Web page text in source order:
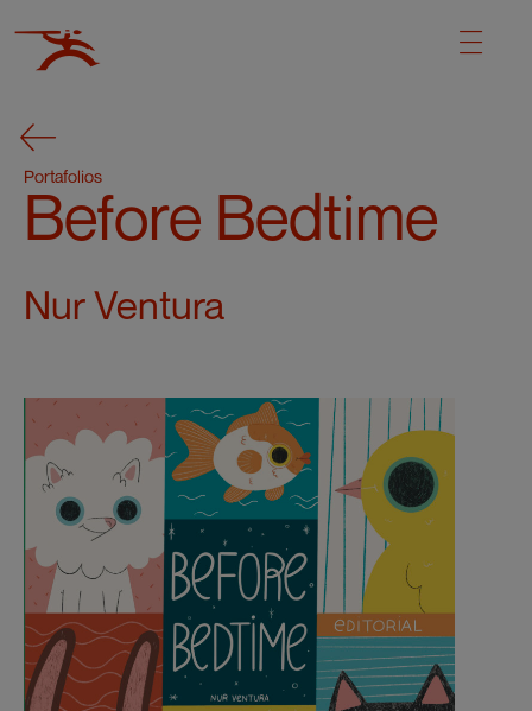
Portafolios
Before Bedtime
Nur Ventura